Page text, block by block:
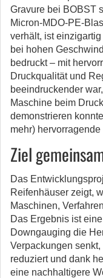
Gravure bei BOBST
Micron-MDO-PE-
verhält, ist
bei hohen
bedruckt – mit
Druckqualität und
beeindruckender
Maschine beim
demonstrieren
mehr)
Ziel
Das
Reifenhäuser zeigt,
Maschinen,
Das Ergebnis ist
Downgauging die
Verpackungen
reduziert und dank
eine nachhaltigere